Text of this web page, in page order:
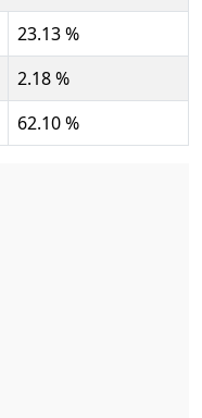
23.13 %
2.18 %
62.10 %